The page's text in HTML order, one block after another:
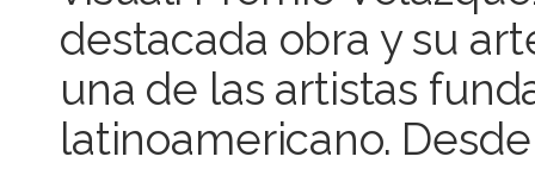
destacada obra y su
una de las artistas
latinoamericano.